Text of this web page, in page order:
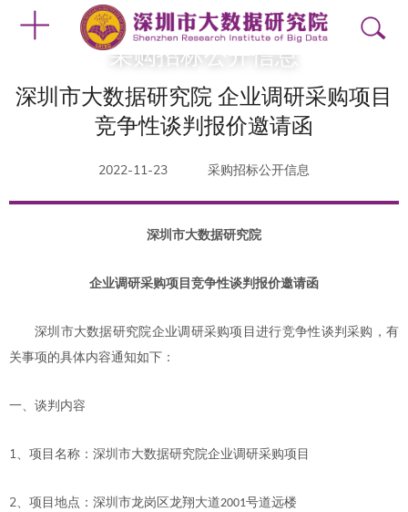
采购招标公开信息
深圳市大数据研究院 企业调研采购项目
竞争性谈判报价邀请函
2022-11-23 采购招标公开信息
深圳市大数据研究院
企业调研采购项目竞争性谈判报价邀请函
深圳市大数据研究院企业调研采购项目进行竞争性谈判采购，有
关事项的具体内容通知如下：
一、谈判内容
1、 项目 名称： 深圳市大数据研究院企业调研采购项目
2、 项目 地点： 深圳市龙岗区龙翔大道2001号道远楼